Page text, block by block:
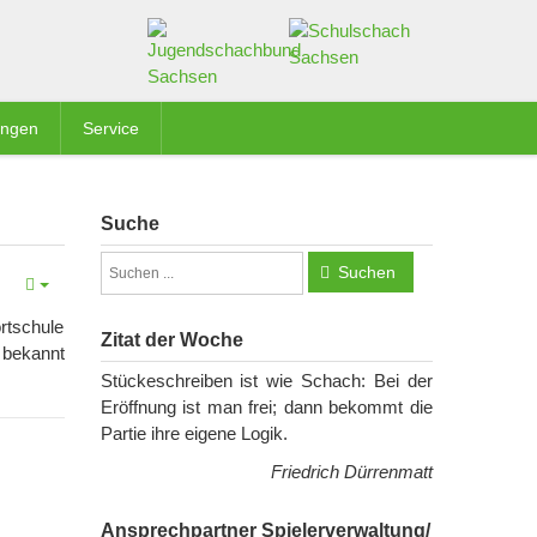
Service
Suche
Suchen
Zitat der Woche
Stückeschreiben ist wie Schach: Bei der
Eröffnung ist man frei; dann bekommt die
Partie ihre eigene Logik.
Friedrich Dürrenmatt
Ansprechpartner Spielerverwaltung/